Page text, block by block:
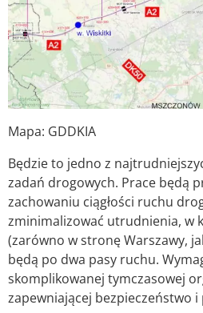
Mapa: GDDKIA
Będzie to jedno z
zadań drogowych. Prace będą
zachowaniu ciągłości ruchu
zminimalizować utrudnienia, w
(zarówno w stronę Warszawy,
będą po dwa pasy ruchu.
skomplikowanej tymczasowej
zapewniającej bezpieczeństwo i